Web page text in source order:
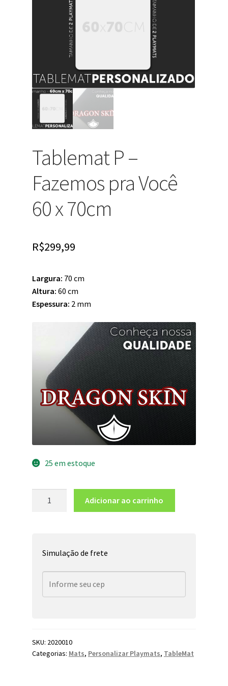
Tablemat P –
Fazemos pra Você
60 x 70cm
R$299,99
Largura: 70 cm
Altura: 60 cm
Espessura: 2 mm
25 em estoque
Adicionar ao carrinho
Simulação de frete
SKU: 2020010
Categorias: Mats, Personalizar Playmats, TableMat